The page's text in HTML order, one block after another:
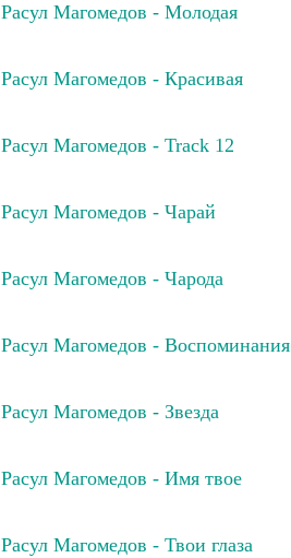
Расул Магомедов - Молодая
Расул Магомедов - Красивая
Расул Магомедов - Track 12
Расул Магомедов - Чарай
Расул Магомедов - Чарода
Расул Магомедов - Воспоминания
Расул Магомедов - Звезда
Расул Магомедов - Имя твое
Расул Магомедов - Твои глаза